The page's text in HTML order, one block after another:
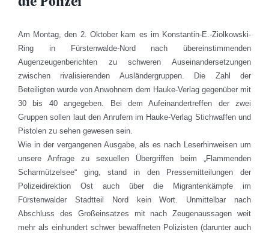
Am Montag, den 2. Oktober kam es im Konstantin-E.-Ziolkowski-
Ring in Fürstenwalde-Nord nach übereinstimmenden
Augenzeugenberichten zu schweren Auseinandersetzungen
zwischen rivalisierenden Ausländergruppen. Die Zahl der
Beteiligten wurde von Anwohnern dem Hauke-Verlag gegenüber mit
30 bis 40 angegeben. Bei dem Aufeinandertreffen der zwei
Gruppen sollen laut den Anrufern im Hauke-Verlag Stichwaffen und
Pistolen zu sehen gewesen sein.
Wie in der vergangenen Ausgabe, als es nach Leserhinweisen um
unsere Anfrage zu sexuellen Übergriffen beim „Flammenden
Scharmützelsee“ ging, stand in den Pressemitteilungen der
Polizeidirektion Ost auch über die Migrantenkämpfe im
Fürstenwalder Stadtteil Nord kein Wort. Unmittelbar nach
Abschluss des Großeinsatzes mit nach Zeugenaussagen weit
mehr als einhundert schwer bewaffneten Polizisten (darunter auch